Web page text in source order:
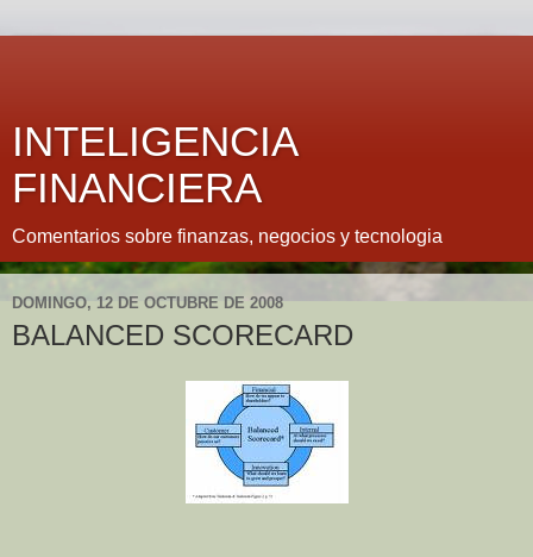
INTELIGENCIA
FINANCIERA
Comentarios sobre finanzas, negocios y tecnologia
DOMINGO, 12 DE OCTUBRE DE 2008
BALANCED SCORECARD